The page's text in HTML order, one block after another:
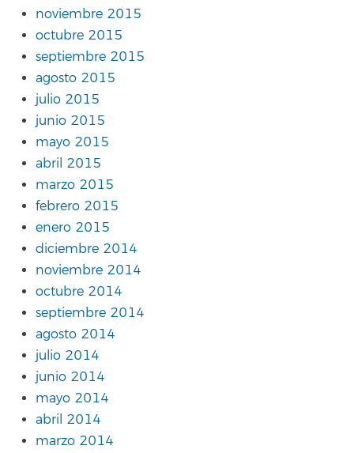
noviembre 2015
octubre 2015
septiembre 2015
agosto 2015
julio 2015
junio 2015
mayo 2015
abril 2015
marzo 2015
febrero 2015
enero 2015
diciembre 2014
noviembre 2014
octubre 2014
septiembre 2014
agosto 2014
julio 2014
junio 2014
mayo 2014
abril 2014
marzo 2014